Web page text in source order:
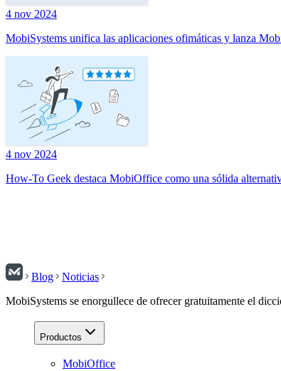
4 nov 2024
MobiSystems unifica las aplicaciones ofimáticas y lanza
4 nov 2024
How-To Geek destaca MobiOffice como una sólida
Blog
Noticias
MobiSystems se enorgullece de ofrecer gratuitamente el
Productos
MobiOffice